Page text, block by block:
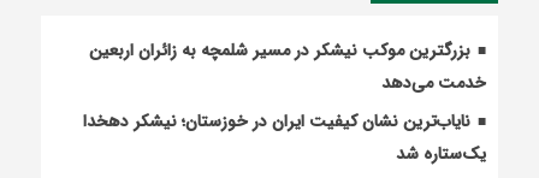
بزرگترین موکب نیشکر در مسیر شلمچه به زائران اربعین
خدمت می‌دهد
نایاب‌ترین نشان کیفیت ایران در خوزستان؛ نیشکر دهخدا
یک‌ستاره شد